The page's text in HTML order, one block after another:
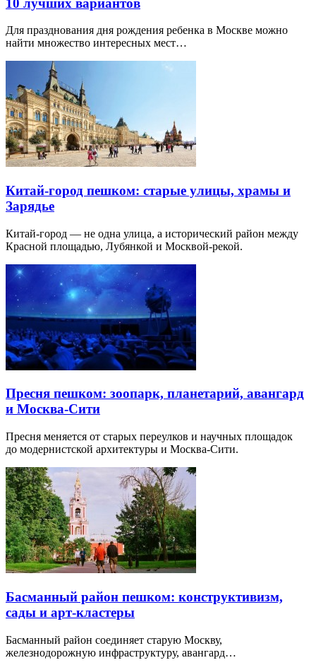
Для празднования дня рождения ребенка в Москве можно
найти множество интересных мест…
Китай-город пешком: старые улицы, храмы и
Зарядье
Китай-город — не одна улица, а исторический район между
Красной площадью, Лубянкой и Москвой-рекой.
Пресня пешком: зоопарк, планетарий, авангард
и Москва-Сити
Пресня меняется от старых переулков и научных площадок
до модернистской архитектуры и Москва-Сити.
Басманный район пешком: конструктивизм,
сады и арт-кластеры
Басманный район соединяет старую Москву,
железнодорожную инфраструктуру, авангард…